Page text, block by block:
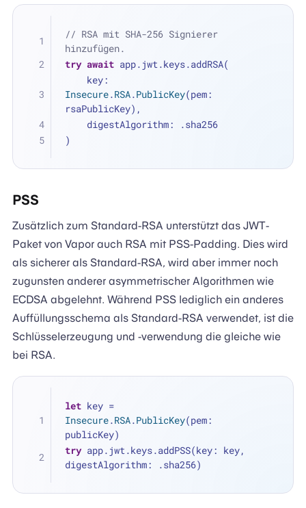
// RSA mit SHA-256 Signierer
hinzufügen.
try await app.jwt.keys.addRSA(
Insecure.RSA.PublicKey(pem:
rsaPublicKey),
    digestAlgorithm: .sha256
)
PSS
Zusätzlich zum Standard-RSA unterstützt das JWT-
Paket von Vapor auch RSA mit PSS-Padding. Dies wird
als sicherer als Standard-RSA, wird aber immer noch
zugunsten anderer asymmetrischer Algorithmen wie
ECDSA abgelehnt. Während PSS lediglich ein anderes
Auffüllungsschema als Standard-RSA verwendet, ist die
Schlüsselerzeugung und -verwendung die gleiche wie
bei RSA.
let key =
Insecure.RSA.PublicKey(pem:
publicKey)
try app.jwt.keys.addPSS(key: key,
digestAlgorithm: .sha256)